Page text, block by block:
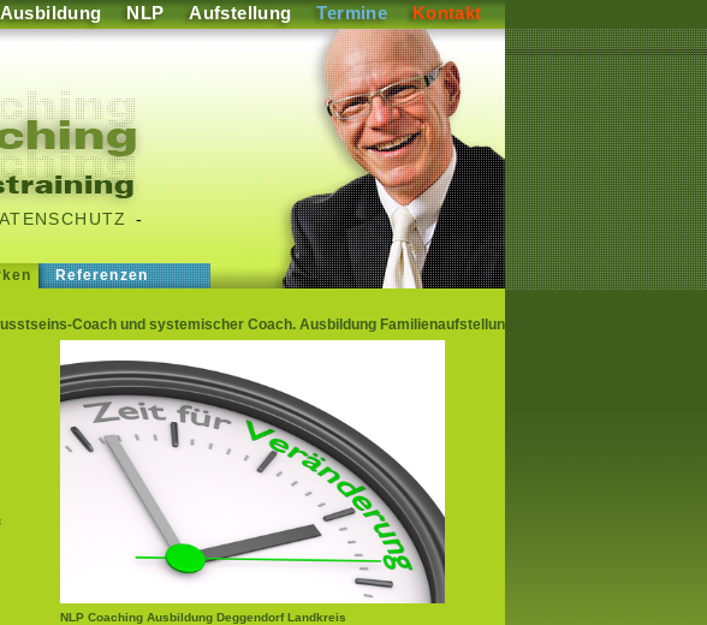
NLP Aufstellung Termine Kontakt
-
Referenzen
Coach und systemischer Coach. Ausbildung Familienaufstellung.
NLP Coaching Ausbildung Deggendorf Landkreis